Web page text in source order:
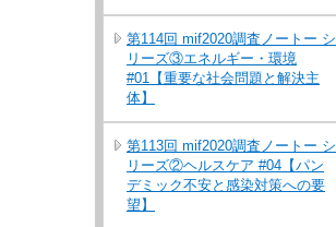
第114回 mif2020調査ノートー シ
リーズ③エネルギー・環境
#01【重要な社会問題と解決主
体】
第113回 mif2020調査ノートー シ
リーズ②ヘルスケア #04【パン
デミック不安と感染対策への要
望】